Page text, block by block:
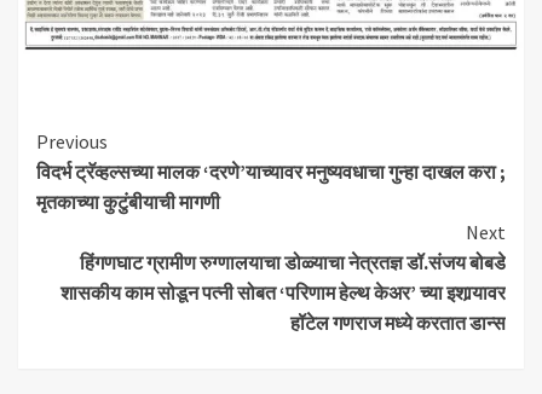
Continue
Reading
Previous
विदर्भ ट्रॅव्हल्सच्या मालक ‘दरणे’याच्यावर मनुष्यवधाचा गुन्हा दाखल करा ;
मृतकाच्या कुटुंबीयाची मागणी
Next
हिंगणघाट ग्रामीण रुग्णालयाचा डोळ्याचा नेत्रतज्ञ डॉ.संजय बोबडे
शासकीय काम सोडून पत्नी सोबत ‘परिणाम हेल्थ केअर’ च्या इशार्‍यावर
हॉटेल गणराज मध्ये करतात डान्स